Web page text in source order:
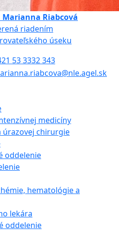
Marianna Riabcová
riadením
úseku
53 3332 343
medicíny
úrazovej chirurgie
oddelenie
hematológie a
lekára
oddelenie